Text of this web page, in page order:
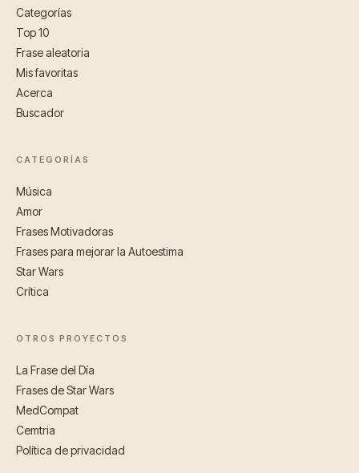
Categorías
Top 10
Frase aleatoria
Mis favoritas
Acerca
Buscador
CATEGORÍAS
Música
Amor
Frases Motivadoras
Frases para mejorar la Autoestima
Star Wars
Crítica
OTROS PROYECTOS
La Frase del Día
Frases de Star Wars
MedCompat
Cemtria
Política de privacidad